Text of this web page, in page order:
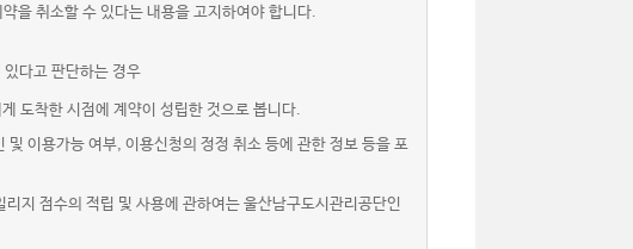
을 취소할 수 있다는 내용을 고지하여야 합니다.
다고 판단하는 경우
도착한 시점에 계약이 성립한 것으로 봅니다.
이용가능 여부, 이용신청의 정정 취소 등에 관한 정보 등을 포
지 점수의 적립 및 사용에 관하여는 울산남구도시관리공단인